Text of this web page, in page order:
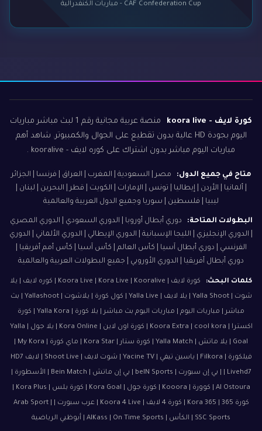
CAF Confederation Cup - مباريات الكنفدرالية
كورة لايف - koora live
منصة عربية مجانية رقم 1 لبث مباشر مباريات
اليوم بجودة HD عالية بدون تقطيع على الجوال والكمبيوتر. شاهد أهم
مباريات اليوم مباشر بدون اشتراك على كوره لايف - kooralive .
متاح في جميع الدول:
مصر | السعودية | المغرب | العراق | فرنسا | الجزائر
| ألمانيا | الأردن | إيطاليا | تونس | الإمارات | الكويت | قطر | البحرين | لبنان |
ليبيا | فلسطين | سوريا وجميع الدول العربية والعالمية
البطولات المتاحة:
دوري أبطال أوروبا | الدوري السعودي | الدوري المصري
| الدوري الإنجليزي | الليجا الإسبانية | الدوري الإيطالي | الدوري الألماني | الدوري
الفرنسي | دوري أبطال آسيا | كأس العالم | كأس آسيا | كأس أمم أفريقيا |
دوري أبطال أفريقيا | الدوري الأوروبي | جميع البطولات العربية والعالمية
كلمات البحث:
كورة لايف | Koora Live | Kora Live | Kooralive | كوره لايف | يلا
شوت | Yalla Shoot | يلا لايف | Yalla Live | كول كورة | يلاشوت | Yallashoot | بث
مباشر | مباريات اليوم | مباريات اليوم بث مباشر | يلا كورة | Yalla Kora | كورة
اكسترا | Koora Extra | cool kora | كورة اون لاين | Kora Online | يلا جول | Yalla
فيلكورة | Filkora | ياسين تيفي | Yacine TV | شوت لايف | Shoot Live | لايف HD7
| Livehd7 | بي إن سبورت | beIN Sports | بي إن ماتش | Bein Match | الأسطورة |
كورة 365 | Kora 365 | كورة 4 لايف | Koora 4 Live | عرب سبورت | Arab Sport |
SSC Sports | الكأس | AlKass | On Time Sports | أبوظبي الرياضية